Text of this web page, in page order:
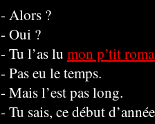
- Alors ?
- Oui ?
- Tu l’as lu mon p’tit
- Pas eu le temps.
- Mais l’est pas long.
- Tu sais, ce début